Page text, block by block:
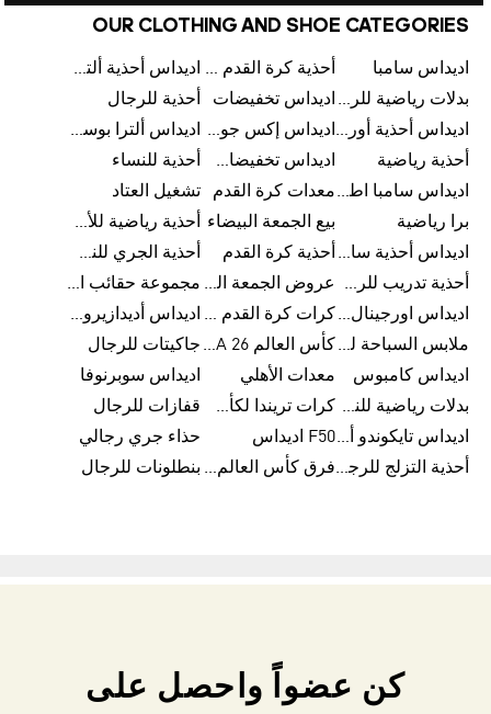
OUR CLOTHING AND SHOE CATEGORIES
اديداس سامبا أحذية كرة القدم للرجال
اديداس أحذية ألترا بوست للرجال
بدلات رياضية للرجال اديداس تخفيضات
أحذية للرجال
اديداس أحذية أورجينالز
اديداس إكس جود بيلينغهام
اديداس ألترا بوست
أحذية رياضية
اديداس تخفيضات للأطفال
أحذية للنساء
اديداس سامبا اطفالمعدات كرة القدم
تشغيل العتاد
برا رياضية
بيع الجمعة البيضاء
أحذية رياضية للأطفال
اديداس أحذية سامبا للنساء أحذية كرة القدم
أحذية الجري للنساء
أحذية تدريب للرجال
عروض الجمعة البيضاء للرجال
مجموعة حقائب الظهر
اديداس اورجينال ملابس
كرات كرة القدم للرجال
اديداس أديدازيرو معدات الجري
ملابس السباحة للرجال
كأس العالم FIFA 26™ جاكيتات للرجال
اديداس كامبوس
معدات الأهلي
اديداس سوبرنوفا
بدلات رياضية للنساء
كرات تريندا لكأس العالم FIFA 26™
قفازات للرجال
اديداس تايكوندو أورجنالزF50 اديداس
حذاء جري رجالي
أحذية التزلج للرجال
فرق كأس العالم FIFA 26™ بنطلونات للرجال
كن عضواً واحصل على